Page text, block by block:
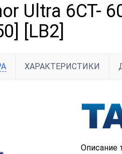
Ultra 6СТ-
[LB2]
ХАРАКТЕРИСТИКИ
Описание